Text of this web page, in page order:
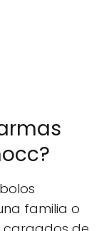
familia o